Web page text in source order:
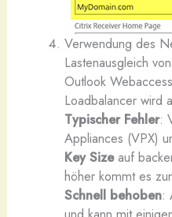
Verwendung des
Lastenausgleich
Outlook
Loadbalancer wird
Typischer Fehler:
Appliances (VPX)
Key Sizeauf
höher kommt es
Schnell behoben: